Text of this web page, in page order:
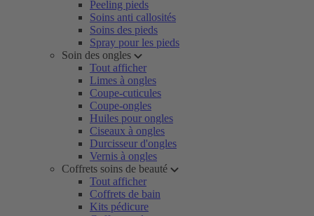
Peeling pieds
Soins anti callosités
Soins des pieds
Spray pour les pieds
Soin des ongles
Tout afficher
Limes à ongles
Coupe-cuticules
Coupe-ongles
Huiles pour ongles
Ciseaux à ongles
Durcisseur d'ongles
Vernis à ongles
Coffrets soins de beauté
Tout afficher
Coffrets de bain
Kits pédicure